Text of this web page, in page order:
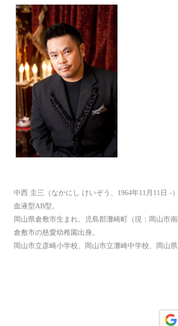
中西 圭三（なかにし けいぞう、1964年11月11日 -
血液型AB型。
岡山県倉敷市生まれ、児島郡灘崎町（現：岡山市南
倉敷市の慈愛幼稚園出身。
岡山市立彦崎小学校、岡山市立灘崎中学校、岡山